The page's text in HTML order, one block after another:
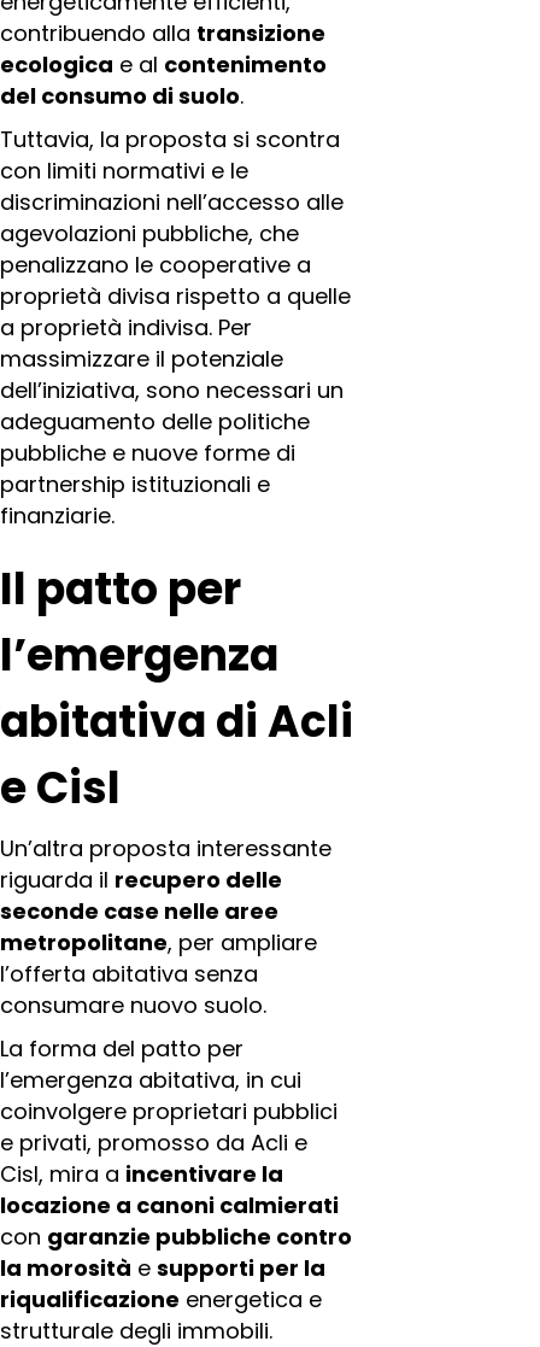
contribuendo alla transizione
ecologica e al contenimento
del consumo di suolo.
Tuttavia, la proposta si scontra
con limiti normativi e le
discriminazioni nell’accesso alle
agevolazioni pubbliche, che
penalizzano le cooperative a
proprietà divisa rispetto a quelle
a proprietà indivisa. Per
massimizzare il potenziale
dell’iniziativa, sono necessari un
adeguamento delle politiche
pubbliche e nuove forme di
partnership istituzionali e
finanziarie.
Il patto per
l’emergenza
abitativa di Acli
e Cisl
Un’altra proposta interessante
riguarda il recupero delle
seconde case nelle aree
metropolitane, per ampliare
l’offerta abitativa senza
consumare nuovo suolo.
La forma del patto per
l’emergenza abitativa, in cui
coinvolgere proprietari pubblici
e privati, promosso da Acli e
Cisl, mira a incentivare la
locazione a canoni calmierati
con garanzie pubbliche contro
la morosità e supporti per la
riqualificazione energetica e
strutturale degli immobili.